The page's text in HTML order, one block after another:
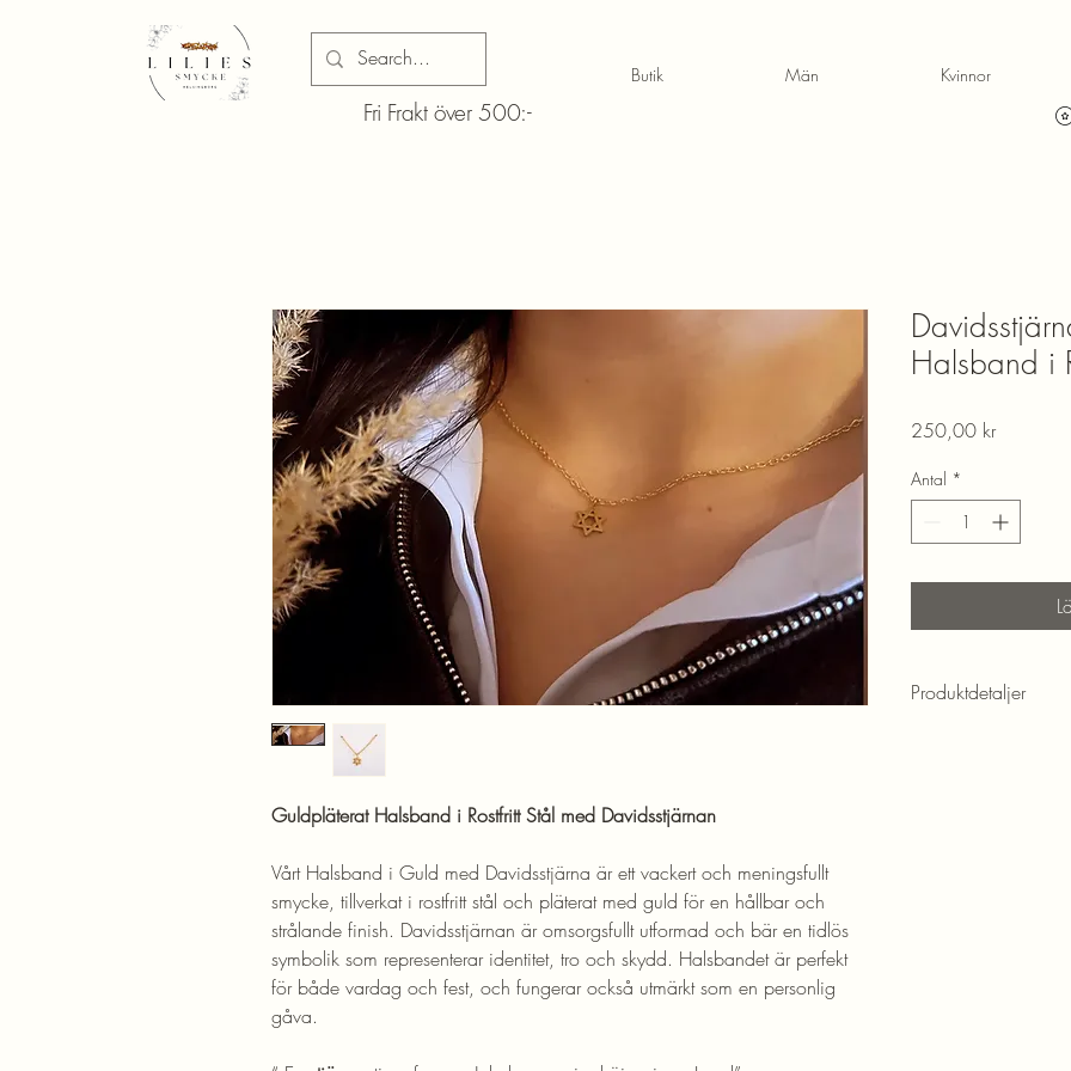
Butik Män Kvinnor
Fri Frakt över 500:-
Guldpläterat Halsband i Rostfritt Stål med Davidsstjärnan
Vårt Halsband i Guld med Davidsstjärna är ett vackert och meningsfullt
smycke, tillverkat i rostfritt stål och pläterat med guld för en hållbar och
strålande finish. Davidsstjärnan är omsorgsfullt utformad och bär en tidlös
symbolik som representerar identitet, tro och skydd. Halsbandet är perfekt
för både vardag och fest, och fungerar också utmärkt som en personlig
gåva.
Halsband i
250,00 krPris
Antal *
Produktdetaljer